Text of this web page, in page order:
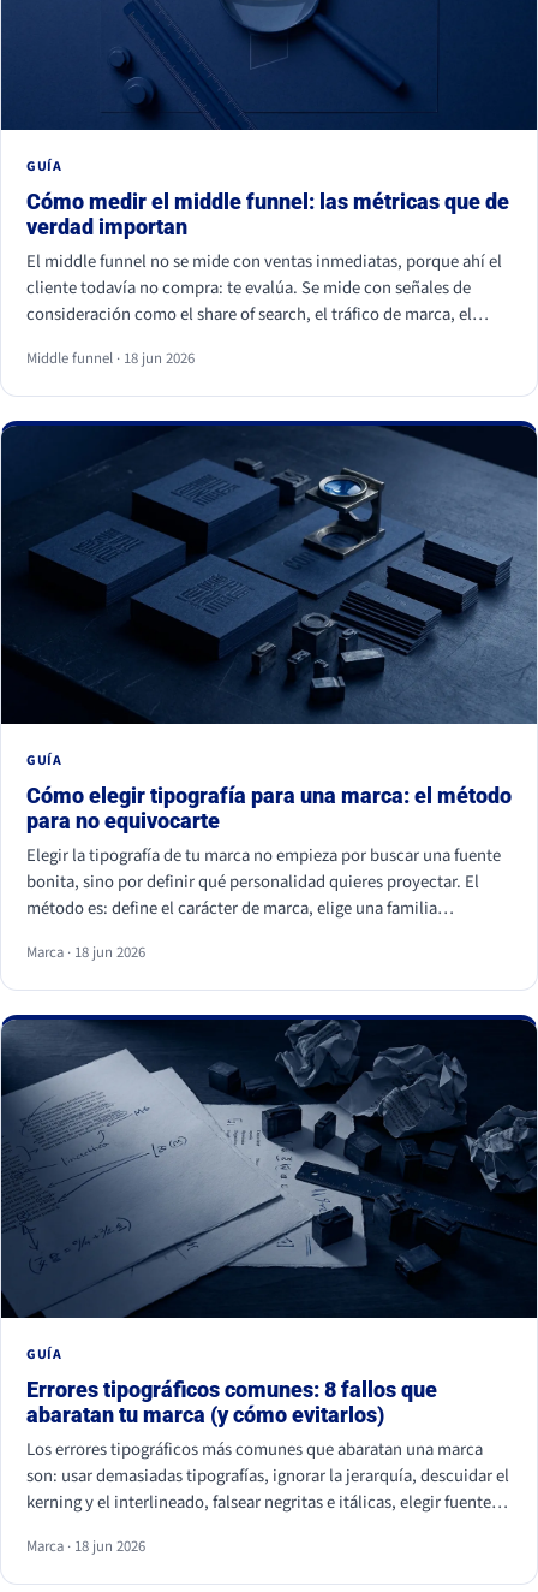
GUÍA
Cómo medir el middle funnel: las métricas que de
verdad importan
El middle funnel no se mide con ventas inmediatas, porque ahí el
cliente todavía no compra: te evalúa. Se mide con señales de
consideración como el share of search, el tráfico de marca, el
lead (MQL a SQL). Las impresiones, los likes y los seguidores no
cuentan: son volumen, no preferencia.
Middle funnel · 18 jun 2026
GUÍA
Cómo elegir tipografía para una marca: el método
para no equivocarte
Elegir la tipografía de tu marca no empieza por buscar una fuente
bonita, sino por definir qué personalidad quieres proyectar. El
método es: define el carácter de marca, elige una familia
legibilidad en todos tus soportes, comprueba la licencia
comercial y asegúrate de ser distinto a tu competencia. La fuente
es lo último; la estrategia es lo primero.
Marca · 18 jun 2026
GUÍA
Errores tipográficos comunes: 8 fallos que
abaratan tu marca (y cómo evitarlos)
Los errores tipográficos más comunes que abaratan una marca
son: usar demasiadas tipografías, ignorar la jerarquía, descuidar el
kerning y el interlineado, falsear negritas e itálicas, elegir fuentes
licencia y ser idéntico a la competencia. Casi ninguno se nota de
uno en uno, pero juntos hacen que tu marca parezca improvisada.
Marca · 18 jun 2026